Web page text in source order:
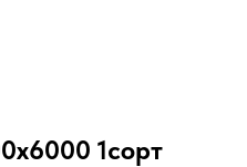
1сорт